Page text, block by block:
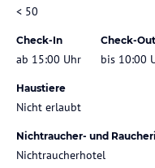
< 50
Check-In
ab 15:00 Uhr
Check-Out
bis 10:00
Haustiere
Nicht erlaubt
Nichtraucher- und
Nichtraucherhotel